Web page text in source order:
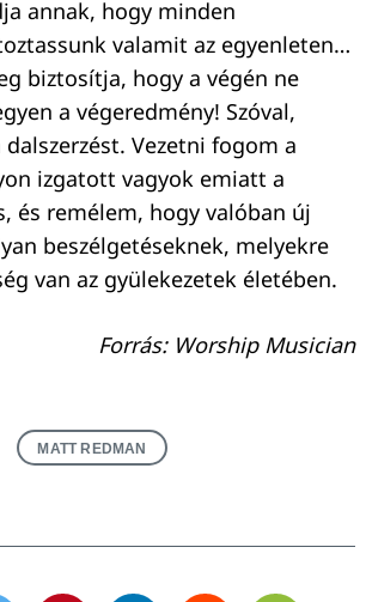
annak, hogy minden
valamit az egyenleten…
biztosítja, hogy a végén ne
a végeredmény! Szóval,
Vezetni fogom a
izgatott vagyok emiatt a
és remélem, hogy valóban új
beszélgetéseknek, melyekre
van az gyülekezetek életében.
Forrás: Worship Musician
MATT REDMAN